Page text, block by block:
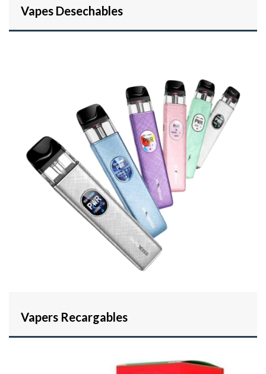
Vapes Desechables
Vapers Recargables